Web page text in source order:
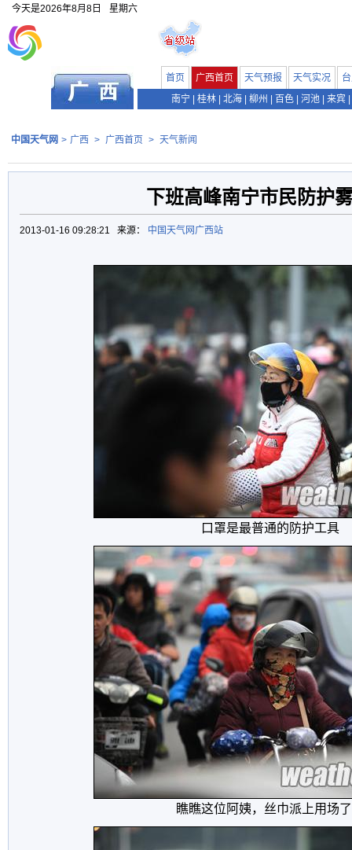
今天是2026年8月8日 星期六
首页 广西首页 天气预报 天气实况
南宁
桂林 北海 柳州 百色 河池 来宾
中国天气网 > 广西 > 广西首页 > 天气新闻
下班高峰南宁市民防护
2013-01-16 09:28:21 来源： 中国天气网广西站
口罩是最普通的防护工具
瞧瞧这位阿姨，丝巾派上用场